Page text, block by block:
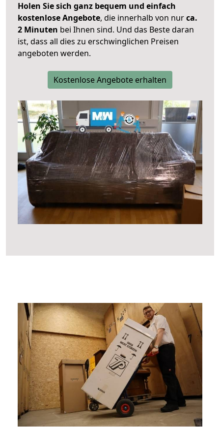
Holen Sie sich ganz bequem und einfach
kostenlose Angebote, die innerhalb von nurca.
2 Minuten bei Ihnen sind. Und das Beste daran
ist, dass all dies zu erschwinglichen Preisen
angeboten werden.
Kostenlose Angebote erhalten